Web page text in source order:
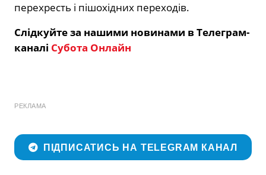
перехресть і пішохідних переходів.
Слідкуйте за нашими новинами в Телеграм-
каналі Субота Онлайн
РЕКЛАМА
ПІДПИСАТИСЬ НА TELEGRAM КАНАЛ